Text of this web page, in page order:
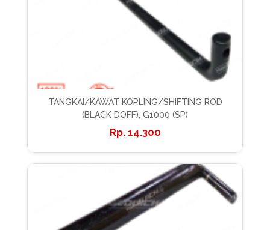
TANGKAI/KAWAT KOPLING/SHIFTING ROD
(BLACK DOFF), G1000 (SP)
14.300